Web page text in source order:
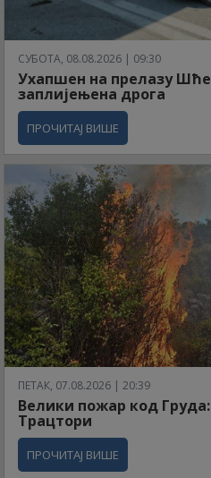
СУБОТА, 08.08.2026 | 09:30
Ухапшен на прелазу
заплијењена дрога
ПРОЧИТАЈ ВИШЕ
ПЕТАК, 07.08.2026 | 20:39
Велики пожар код
Трацтори
ПРОЧИТАЈ ВИШЕ